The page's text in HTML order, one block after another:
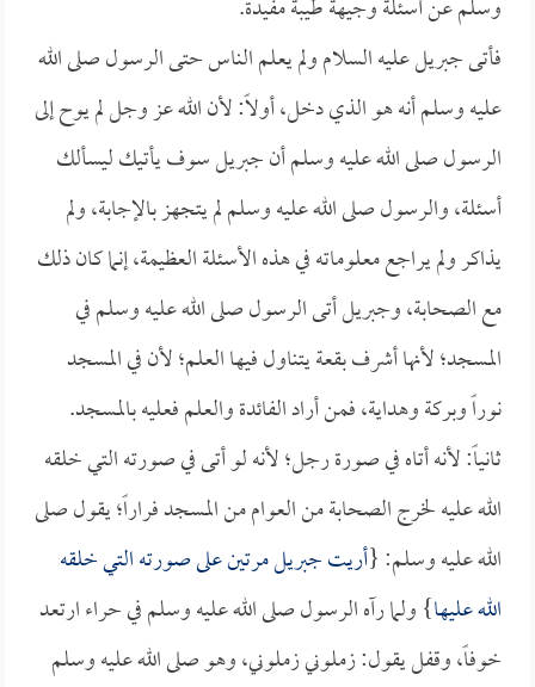
وسلم عن أسئلة وجيهة طيبة مفيدة.
فأتى جبريل عليه السلام ولم يعلم الناس حتى الرسول صلى الله
عليه وسلم أنه هو الذي دخل، أولاً: لأن الله عز وجل لم يوح إلى
الرسول صلى الله عليه وسلم أن جبريل سوف يأتيك ليسألك
أسئلة، والرسول صلى الله عليه وسلم لم يتجهز بالإجابة، ولم
يذاكر ولم يراجع معلوماته في هذه الأسئلة العظيمة، إنما كان ذلك
مع الصحابة، وجبريل أتى الرسول صلى الله عليه وسلم في
المسجد؛ لأنها أشرف بقعة يتناول فيها العلم؛ لأن في المسجد
نوراً وبركة وهداية، فمن أراد الفائدة والعلم فعليه بالمسجد.
ثانياً: لأنه أتاه في صورة رجل؛ لأنه لو أتى في صورته التي خلقه
الله عليه لخرج الصحابة من العوام من المسجد فراراً؛ يقول صلى
الله عليه وسلم: {أريت جبريل مرتين على صورته التي خلقه
الله عليها} ولما رآه الرسول صلى الله عليه وسلم في حراء ارتعد
خوفاً، وقفل يقول: زملوني زملوني، وهو صلى الله عليه وسلم